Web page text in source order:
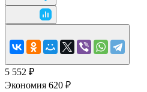
5 552 ₽
Экономия 620 ₽